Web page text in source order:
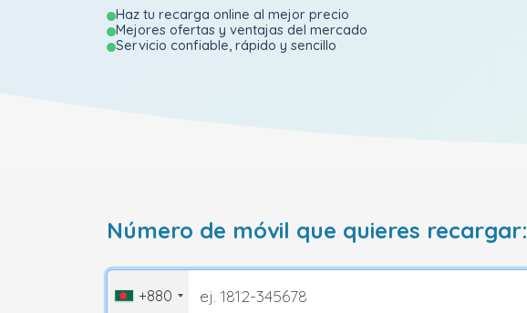
Haz tu recarga online al mejor precio
Mejores ofertas y ventajas del mercado
Servicio confiable, rápido y sencillo
Número de móvil que quieres recargar:
+880